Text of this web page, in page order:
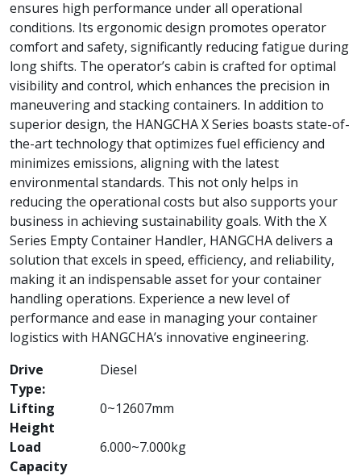
ensures high performance under all operational
conditions. Its ergonomic design promotes operator
comfort and safety, significantly reducing fatigue during
long shifts. The operator’s cabin is crafted for optimal
visibility and control, which enhances the precision in
maneuvering and stacking containers. In addition to
superior design, the HANGCHA X Series boasts state-of-
the-art technology that optimizes fuel efficiency and
minimizes emissions, aligning with the latest
environmental standards. This not only helps in
reducing the operational costs but also supports your
business in achieving sustainability goals. With the X
Series Empty Container Handler, HANGCHA delivers a
solution that excels in speed, efficiency, and reliability,
making it an indispensable asset for your container
handling operations. Experience a new level of
performance and ease in managing your container
logistics with HANGCHA’s innovative engineering.
Drive
Type:
Diesel
Lifting
Height
0~12607mm
Load
Capacity
6.000~7.000kg